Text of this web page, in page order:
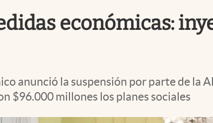
económicas:
anunció la suspensión por parte de la
$96.000 millones los planes sociales